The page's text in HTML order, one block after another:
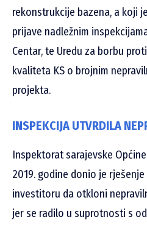
rekonstrukcije bazena, a koji
prijave nadležnim
Centar, te Uredu za borbu
kvaliteta KS o brojnim
projekta.
INSPEKCIJA UTVRDILA
Inspektorat sarajevske
2019. godine donio je
investitoru da otkloni
jer se radilo u suprotnosti s